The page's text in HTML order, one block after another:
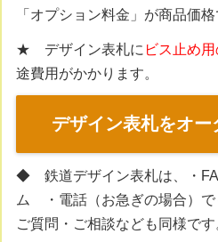
「オプション料金」が商品価格
★ デザイン表札に ビス止め
途費用がかかります。
デザイン表札をオー
◆ 鉄道デザイン表札は、・
ム ・電話（お急ぎの場合）で
ご質問・ご相談なども同様です